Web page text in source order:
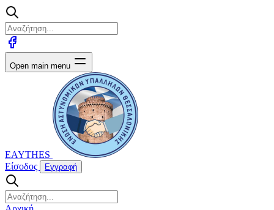
Open main menu
EAYTHES
Είσοδος
Εγγραφή